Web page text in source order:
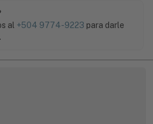
al +504 9774-9223 para darle